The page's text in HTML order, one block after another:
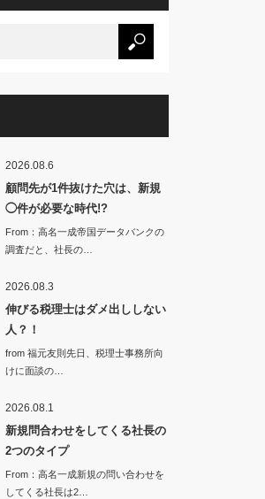
2026.08.6
顧問先が1件抜けた穴は、新規
◯件が必要な時代!?
From：高名一成帝国データバンクの
調査だと、社長の…
2026.08.3
伸びる税理士はダメ出ししない
人？！
from 福元友則先日、税理士事務所向
けに面談の…
2026.08.1
新規問合わせをしてくる社長の
2つのタイプ
From：高名一成新規の問い合わせを
してくる社長は2…